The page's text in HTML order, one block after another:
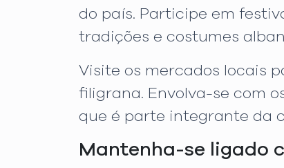
do país. Participe em
tradições e costumes
Visite os mercados locais
filigrana. Envolva-se com
que é parte integrante da
Mantenha-se ligado